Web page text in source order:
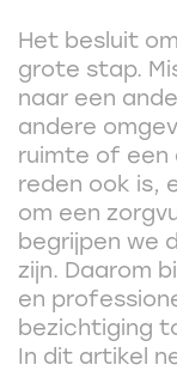
Het besluit
grote stap.
naar een
andere
ruimte of een
reden ook is,
om een
begrijpen we
zijn. Daarom
en
bezichtiging
In dit artikel